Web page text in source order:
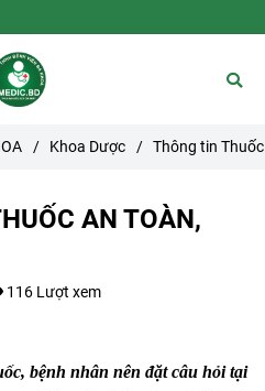
/ Khoa Dược / Thông tin Thuốc
AN TOÀN,
116 Lượt xem
bệnh nhân nên đặt câu hỏi tại